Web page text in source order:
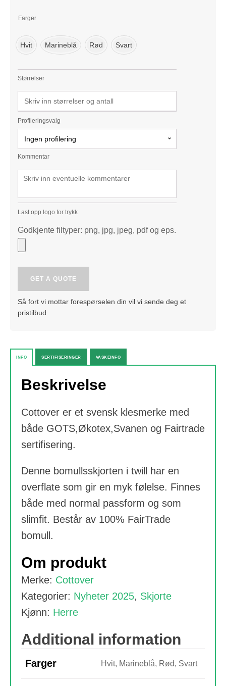
Farger
Hvit Marineblå Rød Svart
Størrelser
Profileringsvalg
Ingen profilering
Kommentar
Last opp logo for trykk
Godkjente filtyper: png, jpg, jpeg, pdf og eps.
Cottover
Man
quantity
GET A QUOTE
Så fort vi mottar forespørselen din vil vi sende deg et
pristilbud
INFO SERTIFISERINGER VASKEINFO
Beskrivelse
Cottover er et svensk klesmerke med
både GOTS,Økotex,Svanen og Fairtrade
sertifisering.
Denne bomullsskjorten i twill har en
overflate som gir en myk følelse. Finnes
både med normal passform og som
slimfit. Består av 100% FairTrade
bomull.
Om produkt
Merke: Cottover
Kategorier: Nyheter 2025, Skjorte
Kjønn: Herre
Additional information
Farger Hvit, Marineblå, Rød, Svart